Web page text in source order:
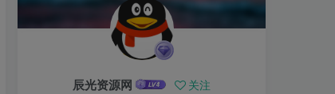
辰光资源网 关注